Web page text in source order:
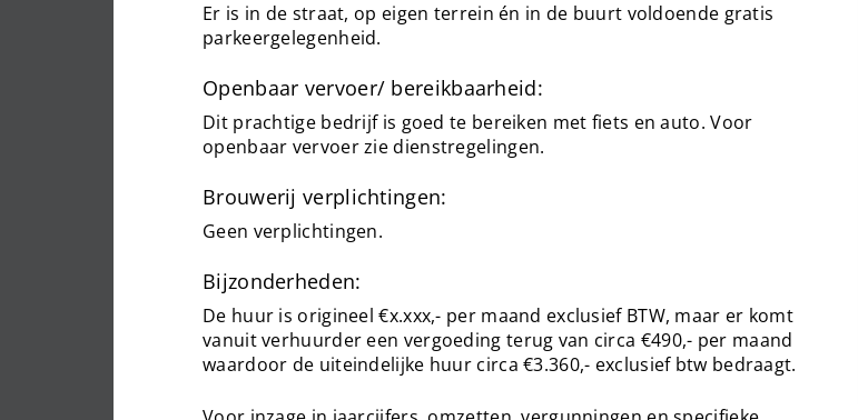
Er is in de straat, op eigen terrein én in de buurt voldoende gratis
parkeergelegenheid.
Openbaar vervoer/ bereikbaarheid:
Dit prachtige bedrijf is goed te bereiken met fiets en auto. Voor
openbaar vervoer zie dienstregelingen.
Brouwerij verplichtingen:
Geen verplichtingen.
Bijzonderheden:
De huur is origineel €x.xxx,- per maand exclusief BTW, maar er komt
vanuit verhuurder een vergoeding terug van circa €490,- per maand
waardoor de uiteindelijke huur circa €3.360,- exclusief btw bedraagt.